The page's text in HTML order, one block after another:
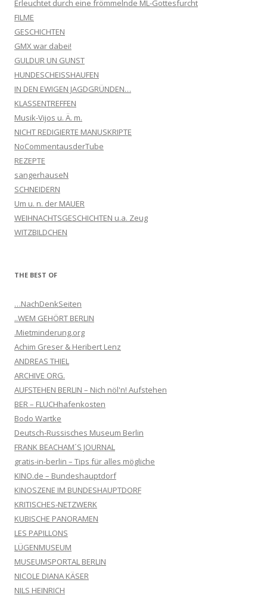
Erleuchtet durch eine frömmelnde ML-Gottesfurcht
FILME
GESCHICHTEN
GMX war dabei!
GULDUR UN GUNST
HUNDESCHEISSHAUFEN
IN DEN EWIGEN JAGDGRÜNDEN…
KLASSENTREFFEN
Musik-Vijos u. Ä. m.
NICHT REDIGIERTE MANUSKRIPTE
NoCommentausderTube
REZEPTE
sangerhauseN
SCHNEIDERN
Um u. n. der MAUER
WEIHNACHTSGESCHICHTEN u.a. Zeug
WITZBILDCHEN
THE BEST OF
…NachDenkSeiten
..WEM GEHÖRT BERLIN
.Mietminderung.org
Achim Greser & Heribert Lenz
ANDREAS THIEL
ARCHIVE ORG.
AUFSTEHEN BERLIN – Nich nöl'n! Aufstehen
BER – FLUCHhafenkosten
Bodo Wartke
Deutsch-Russisches Museum Berlin
FRANK BEACHAM´S JOURNAL
gratis-in-berlin – Tips für alles mögliche
KINO.de – Bundeshauptdorf
KINOSZENE IM BUNDESHAUPTDORF
KRITISCHES-NETZWERK
KUBISCHE PANORAMEN
LES PAPILLONS
LÜGENMUSEUM
MUSEUMSPORTAL BERLIN
NICOLE DIANA KÄSER
NILS HEINRICH